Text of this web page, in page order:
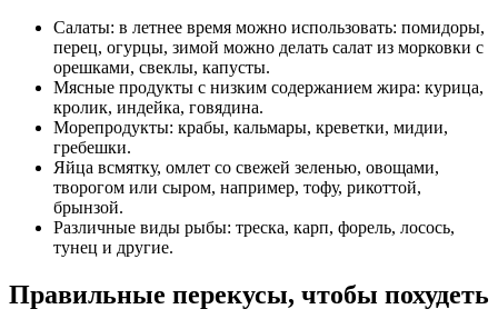
Салаты: в летнее время можно использовать: помидоры,
перец, огурцы, зимой можно делать салат из морковки с
орешками, свеклы, капусты.
Мясные продукты с низким содержанием жира: курица,
кролик, индейка, говядина.
Морепродукты: крабы, кальмары, креветки, мидии,
гребешки.
Яйца всмятку, омлет со свежей зеленью, овощами,
творогом или сыром, например, тофу, рикоттой,
брынзой.
Различные виды рыбы: треска, карп, форель, лосось,
тунец и другие.
Правильные перекусы, чтобы похудеть